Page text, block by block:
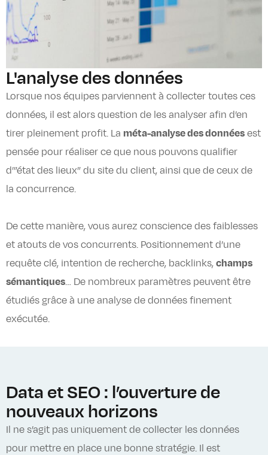
L'analyse des données
Lorsque nos équipes parviennent à collecter toutes ces
données, il est alors question de les analyser afin d’en
tirer pleinement profit. La méta-analyse des données est
pensée pour réaliser ce que nous pouvons qualifier
d’”état des lieux” du site du client, ainsi que de ceux de
la concurrence.
De cette manière, vous aurez conscience des faiblesses
et atouts de vos concurrents. Positionnement d’une
requête clé, intention de recherche, backlinks, champs
sémantiques… De nombreux paramètres peuvent être
étudiés grâce à une analyse de données finement
exécutée.
Data et SEO : l’ouverture de
nouveaux horizons
Il ne s’agit pas uniquement de collecter les données
pour mettre en place une bonne stratégie. Il est